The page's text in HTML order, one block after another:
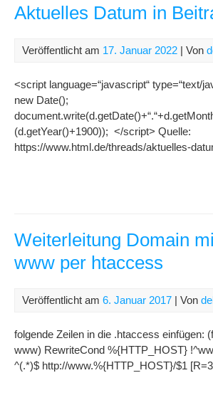
Aktuelles Datum in
Veröffentlicht am 17. Januar 2022 | Von
<script language=“javascript“ type=“text/
new Date();
(d.getYear()+1900)); </script> Quelle:
https://www.html.de/threads/aktuelles-
Weiterleitung Domain
www per htaccess
Veröffentlicht am 6. Januar 2017 | Von
folgende Zeilen in die .htaccess einfügen:
www) RewriteCond %{HTTP_HOST}
^(.*)$ http://www.%{HTTP_HOST}/$1